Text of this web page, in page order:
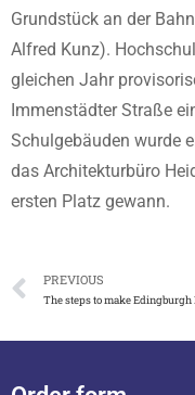
Grundstück an der
Alfred Kunz).
gleichen Jahr
Immenstädter Straße
Schulgebäuden wurde
das Architekturbüro
ersten Platz gewann.
PREVIOUS